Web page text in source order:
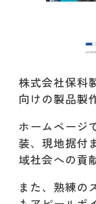
株式会社保科
向けの製品製
ホームページ
装、現地据付
域社会への貢
また、熟練の